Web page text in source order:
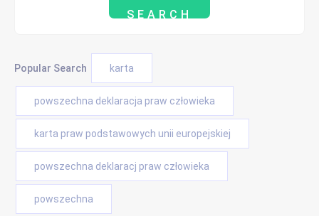
Popular Search karta
powszechna deklaracja praw człowieka
karta praw podstawowych unii europejskiej
powszechna deklaracj praw człowieka
powszechna